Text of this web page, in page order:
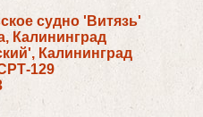
судно 'Витязь'
Калининград
Калининград
129